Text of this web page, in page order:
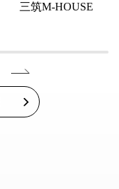
三筑M-HOUSE